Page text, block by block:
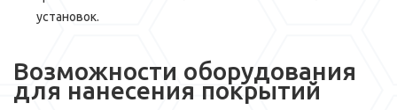
установок.
Возможности оборудования
для нанесения покрытий